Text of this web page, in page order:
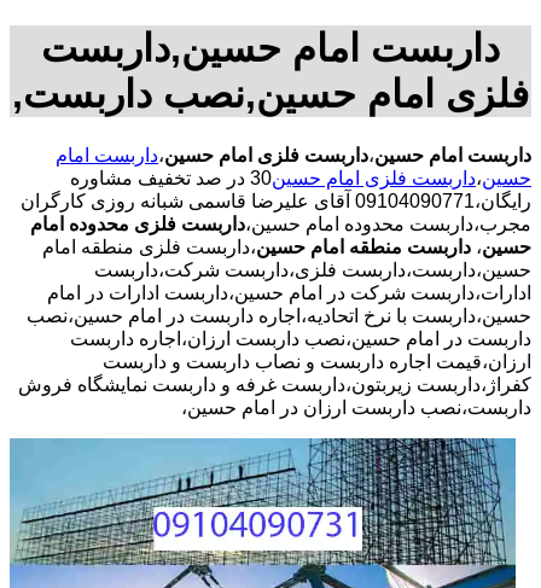
داربست امام حسین,داربست
فلزی امام حسین,نصب داربست,
داربست امام حسین،داربست فلزی امام حسین،داربست امام
حسین،داربست فلزی امام حسین
30 در صد تخفیف مشاوره
رایگان،09104090771 آقای علیرضا قاسمی شبانه روزی کارگران
مجرب،داربست محدوده امام حسین،داربست فلزی محدوده امام
حسین، داربست منطقه امام حسین،داربست فلزی منطقه امام
حسین،داربست،داربست فلزی،داربست شرکت،داربست
ادارات،داربست شرکت در امام حسین،داربست ادارات در امام
حسین،داربست با نرخ اتحادیه،اجاره داربست در امام حسین،نصب
داربست در امام حسین،نصب داربست ارزان،اجاره داربست
ارزان،قیمت اجاره داربست و نصاب داربست و داربست
کفراژ،داربست زیربتون،داربست غرفه و داربست نمایشگاه فروش
داربست،نصب داربست ارزان در امام حسین،